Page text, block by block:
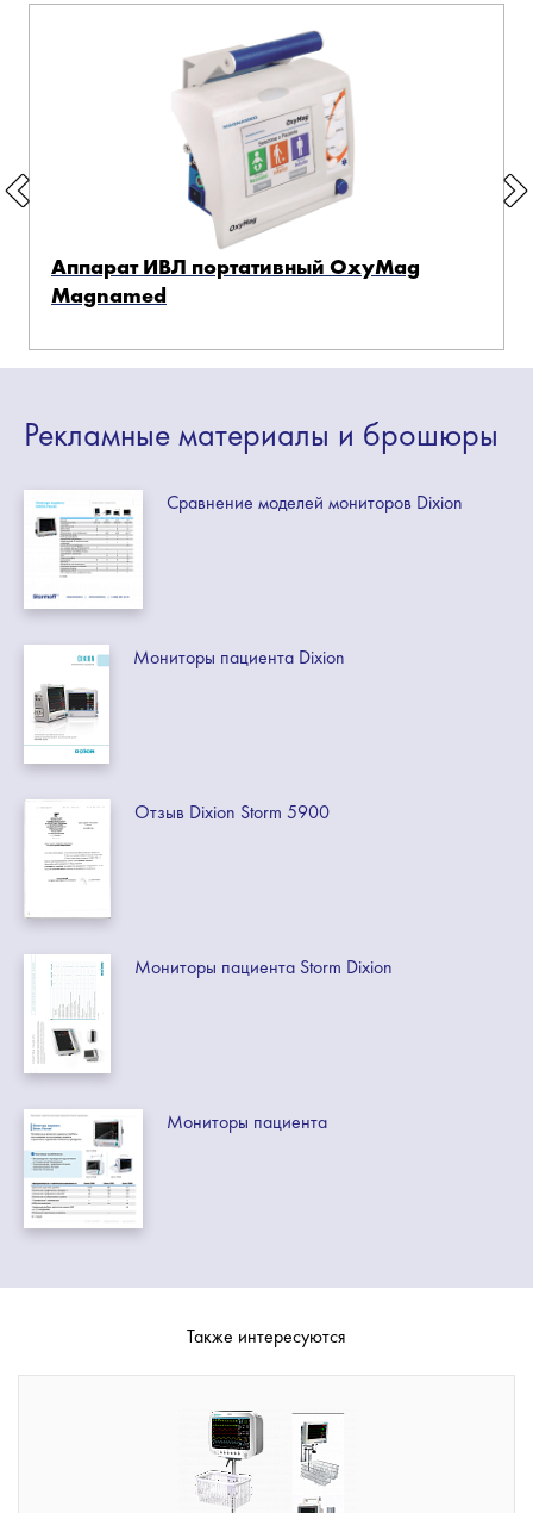
Аппарат ИВЛ портативный OxyMag
Magnamed
Рекламные материалы и брошюры
Сравнение моделей мониторов Dixion
Мониторы пациента Dixion
Отзыв Dixion Storm 5900
Мониторы пациента Storm Dixion
Мониторы пациента
Также интересуются